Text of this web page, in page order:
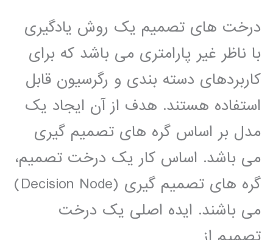
درخت های تصمیم یک روش یادگیری
با ناظر غیر پارامتری می باشد که برای
کاربردهای دسته بندی و رگرسیون قابل
استفاده هستند. هدف از آن ایجاد یک
مدل بر اساس گره های تصمیم گیری
می باشد. اساس کار یک درخت تصمیم،
گره های تصمیم گیری (Decision Node)
می باشند. ایده اصلی یک درخت